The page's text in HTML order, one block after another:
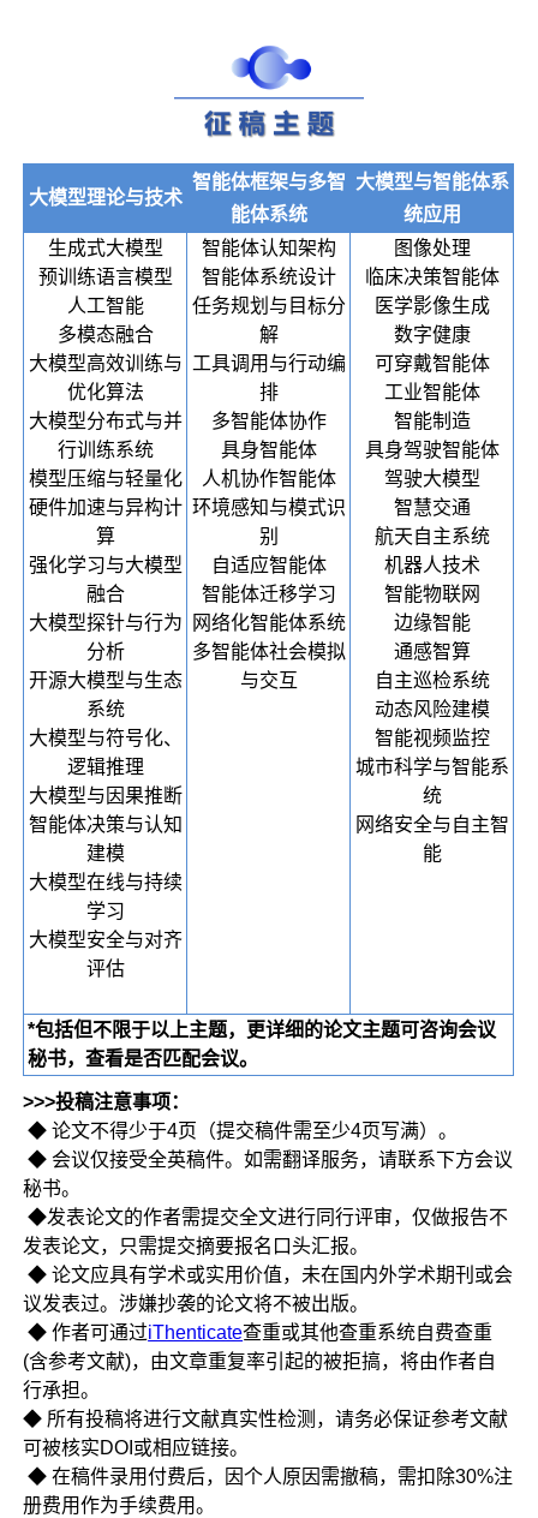
大模型理论与技术
智能体框架与多智
能体系统
大模型与智能体系
统应用
生成式大模型
预训练语言模型
人工智能
多模态融合
大模型高效训练与
优化算法
大模型分布式与并
行训练系统
模型压缩与轻量化
硬件加速与异构计
算
强化学习与大模型
融合
大模型探针与行为
分析
开源大模型与生态
系统
大模型与符号化、
逻辑推理
大模型与因果推断
智能体决策与认知
建模
大模型在线与持续
学习
大模型安全与对齐
评估
智能体认知架构
智能体系统设计
任务规划与目标分
解
工具调用与行动编
排
多智能体协作
具身智能体
人机协作智能体
环境感知与模式识
别
自适应智能体
智能体迁移学习
网络化智能体系统
多智能体社会模拟
与交互
图像处理
临床决策智能体
医学影像生成
数字健康
可穿戴智能体
工业智能体
智能制造
具身驾驶智能体
驾驶大模型
智慧交通
航天自主系统
机器人技术
智能物联网
边缘智能
通感智算
自主巡检系统
动态风险建模
智能视频监控
城市科学与智能系
统
网络安全与自主智
能
*包括但不限于以上主题，更详细的论文主题可咨询会议
秘书，查看是否匹配会议。
>>>投稿注意事项：
◆ 论文不得少于4页（提交稿件需至少4页写满）。
◆ 会议仅接受全英稿件。如需翻译服务，请联系下方会议
秘书。
◆发表论文的作者需提交全文进行同行评审，仅做报告不
发表论文，只需提交摘要报名口头汇报。
◆ 论文应具有学术或实用价值，未在国内外学术期刊或会
议发表过。涉嫌抄袭的论文将不被出版。
◆ 作者可通过iThenticate查重或其他查重系统自费查重
(含参考文献)，由文章重复率引起的被拒搞，将由作者自
行承担。
◆ 所有投稿将进行文献真实性检测，请务必保证参考文献
可被核实DOI或相应链接。
◆ 在稿件录用付费后，因个人原因需撤稿，需扣除30%注
册费用作为手续费用。